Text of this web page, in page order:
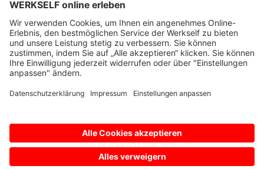
Lieber Bummi, alles Gute zum 70. Geburtstag. Lass dich feiern und
© Bayer 04 Leverkusen Fussball GmbH